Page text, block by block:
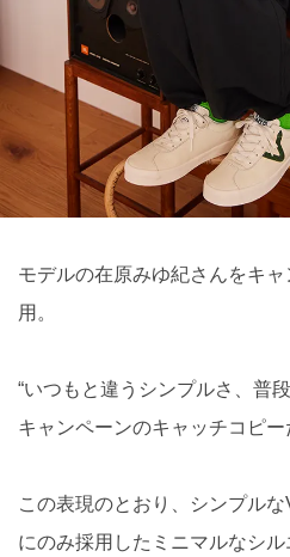
モデルの在原みゆ紀さんをキ
用。
“いつもと違うシンプルさ、普
キャンペーンのキャッチコピー
この表現のとおり、シンプル
にのみ採用したミニマルなシ